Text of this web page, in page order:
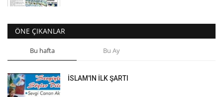
ÖNE ÇIKANLAR
Bu hafta Bu Ay
İSLAM'IN İLK ŞARTI